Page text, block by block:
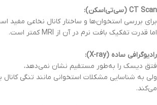
CT Scan (سی‌تی‌اسکن):
برای بررسی استخوان‌ها و ساختار کانال نخاعی مفید
اما قدرت تفکیک بافت نرم در آن از MRI کمتر است.
رادیوگرافی ساده (X-ray):
فتق دیسک را به‌طور مستقیم نشان نمی‌دهد،
ولی به شناسایی مشکلات استخوانی مانند تنگی
می‌کند.